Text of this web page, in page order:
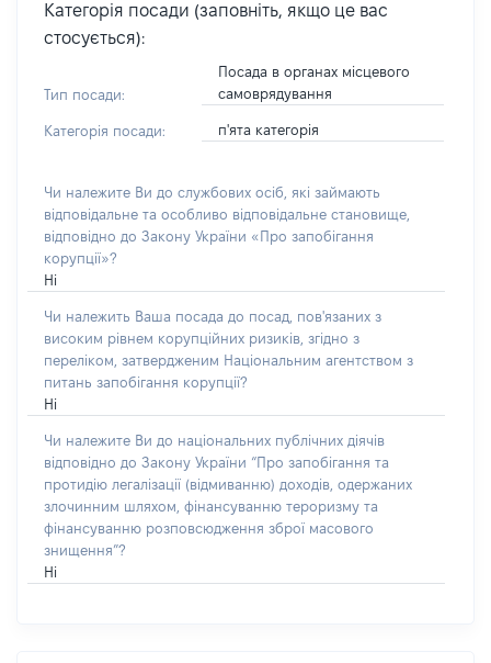
Категорія посади (заповніть, якщо це вас
стосується):
Тип посади:
Посада в органах місцевого
самоврядування
Категорія посади: п'ята категорія
Чи належите Ви до службових осіб, які займають
відповідальне та особливо відповідальне становище,
відповідно до Закону України «Про запобігання
корупції»?
Ні
Чи належить Ваша посада до посад, пов'язаних з
високим рівнем корупційних ризиків, згідно з
переліком, затвердженим Національним агентством з
питань запобігання корупції?
Ні
Чи належите Ви до національних публічних діячів
відповідно до Закону України “Про запобігання та
протидію легалізації (відмиванню) доходів, одержаних
злочинним шляхом, фінансуванню тероризму та
фінансуванню розповсюдження зброї масового
знищення”?
Ні